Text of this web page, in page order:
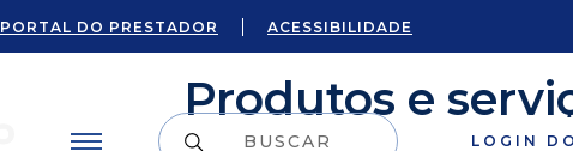
PORTAL DO PRESTADOR ACESSIBILIDADE
LOGIN
Produtos e